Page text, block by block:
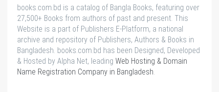
books.com.bd is a catalog of Bangla Books, featuring over
27,500+ Books from authors of past and present. This
Website is a part of Publishers E-Platform, a national
archive and repository of Publishers, Authors & Books in
Bangladesh. books.com.bd has been Designed, Developed
& Hosted by Alpha Net, leading Web Hosting & Domain
Name Registration Company in Bangladesh